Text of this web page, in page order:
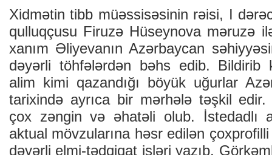
Xidmətin tibb müəssisəsinin rəisi, I
qulluqçusu Firuzə Hüseynova məruzə
xanım Əliyevanın Azərbaycan
dəyərli töhfələrdən bəhs edib. Bildirib
alim kimi qazandığı böyük uğurlar
tarixində ayrıca bir mərhələ təşkil
çox zəngin və əhatəli olub. İstedadlı
aktual mövzularına həsr edilən
dəyərli elmi-tədqiqat işləri yazıb.